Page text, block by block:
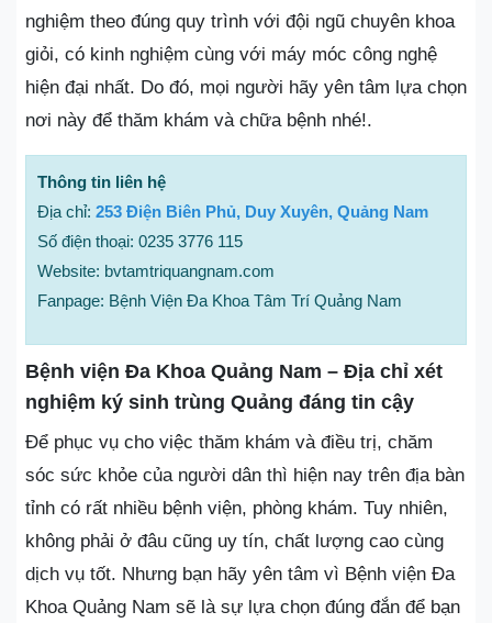
nghiệm theo đúng quy trình với đội ngũ chuyên khoa
giỏi, có kinh nghiệm cùng với máy móc công nghệ
hiện đại nhất. Do đó, mọi người hãy yên tâm lựa chọn
nơi này để thăm khám và chữa bệnh nhé!.
Thông tin liên hệ
Địa chỉ: 253 Điện Biên Phủ, Duy Xuyên, Quảng Nam
Số điện thoại: 0235 3776 115
Website: bvtamtriquangnam.com
Fanpage: Bệnh Viện Đa Khoa Tâm Trí Quảng Nam
Bệnh viện Đa Khoa Quảng Nam – Địa chỉ xét
nghiệm ký sinh trùng Quảng đáng tin cậy
Để phục vụ cho việc thăm khám và điều trị, chăm
sóc sức khỏe của người dân thì hiện nay trên địa bàn
tỉnh có rất nhiều bệnh viện, phòng khám. Tuy nhiên,
không phải ở đâu cũng uy tín, chất lượng cao cùng
dịch vụ tốt. Nhưng bạn hãy yên tâm vì Bệnh viện Đa
Khoa Quảng Nam sẽ là sự lựa chọn đúng đắn để bạn